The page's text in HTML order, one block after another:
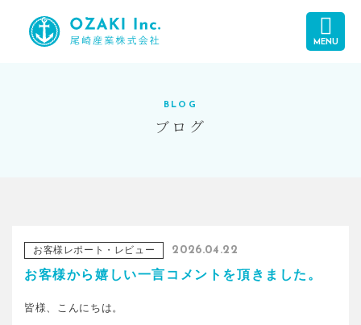
MENU
BLOG
ブログ
お客様レポート・レビュー 2026.04.22
お客様から嬉しい一言コメントを頂きました。
皆様、こんにちは。